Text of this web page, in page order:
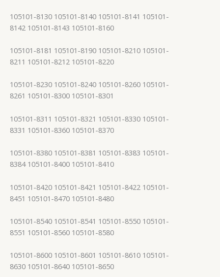
105101-8130 105101-8140 105101-8141 105101-
8142 105101-8143 105101-8160
105101-8181 105101-8190 105101-8210 105101-
8211 105101-8212 105101-8220
105101-8230 105101-8240 105101-8260 105101-
8261 105101-8300 105101-8301
105101-8311 105101-8321 105101-8330 105101-
8331 105101-8360 105101-8370
105101-8380 105101-8381 105101-8383 105101-
8384 105101-8400 105101-8410
105101-8420 105101-8421 105101-8422 105101-
8451 105101-8470 105101-8480
105101-8540 105101-8541 105101-8550 105101-
8551 105101-8560 105101-8580
105101-8600 105101-8601 105101-8610 105101-
8630 105101-8640 105101-8650